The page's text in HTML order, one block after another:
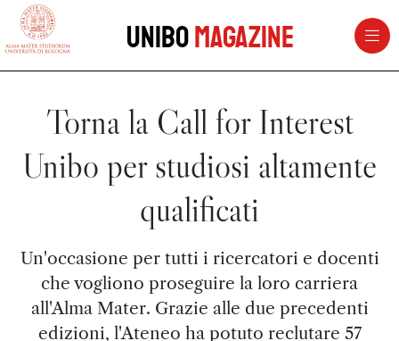
vai al contenuto della pagina
UniboMagazine
Torna la Call for Interest
Unibo per studiosi altamente
qualificati
Un'occasione per tutti i ricercatori e docenti
che vogliono proseguire la loro carriera
all'Alma Mater. Grazie alle due precedenti
edizioni, l'Ateneo ha potuto reclutare 57